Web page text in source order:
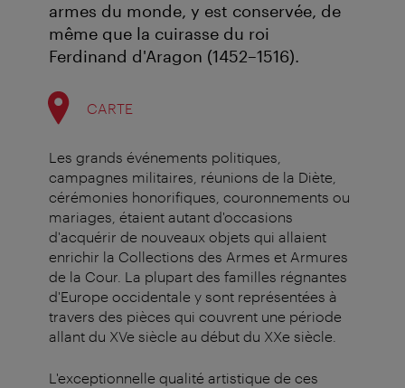
armes du monde, y est conservée, de
même que la cuirasse du roi
Ferdinand d'Aragon (1452–1516).
CARTE
Les grands événements politiques,
campagnes militaires, réunions de la Diète,
cérémonies honorifiques, couronnements ou
mariages, étaient autant d'occasions
d'acquérir de nouveaux objets qui allaient
enrichir la Collections des Armes et Armures
de la Cour. La plupart des familles régnantes
d'Europe occidentale y sont représentées à
travers des pièces qui couvrent une période
allant du XVe siècle au début du XXe siècle.
L'exceptionnelle qualité artistique de ces